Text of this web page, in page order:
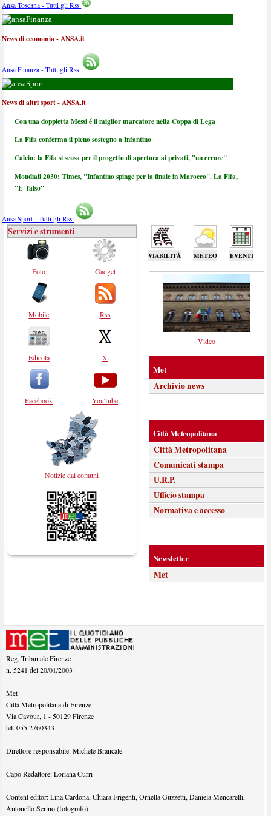
Ansa Toscana - Tutti gli Rss
Finanza
News di economia - ANSA.it
Ansa Finanza - Tutti gli Rss
Sport
News di altri sport - ANSA.it
Con una doppietta Messi é il miglior marcatore nella Coppa di Lega
La Fifa conferma il pieno sostegno a Infantino
Calcio: la Fifa si scusa per il progetto di apertura ai privati, "un errore"
Mondiali 2030: Times, "Infantino spinge per la finale in Marocco". La Fifa,
"E' falso"
Ansa Sport - Tutti gli Rss
VIABILITÀ METEO EVENTI
Servizi e strumenti
Foto
Mobile
Edicola
Facebook
Gadget
Rss
X
YouTube
Notizie dai comuni
Video
Met
Archivio news
Città Metropolitana
Città Metropolitana
Comunicati stampa
U.R.P.
Ufficio stampa
Normativa e accesso
Newsletter
Met
Reg. Tribunale Firenze
n. 5241 del 20/01/2003
Met
Città Metropolitana di Firenze
Via Cavour, 1 -50129 Firenze
tel.055 2760343
Direttore responsabile:Michele Brancale
Capo Redattore:Loriana Curri
Content editor:Lina Cardona,Chiara Frigenti,Ornella Guzzetti,Daniela Mencarelli,
Antonello Serino (fotografo)